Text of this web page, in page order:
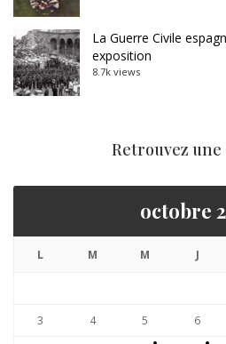
La Guerre Civile
exposition
8.7k views
Retrouvez une
octobre
L M M J
3 4 5 6